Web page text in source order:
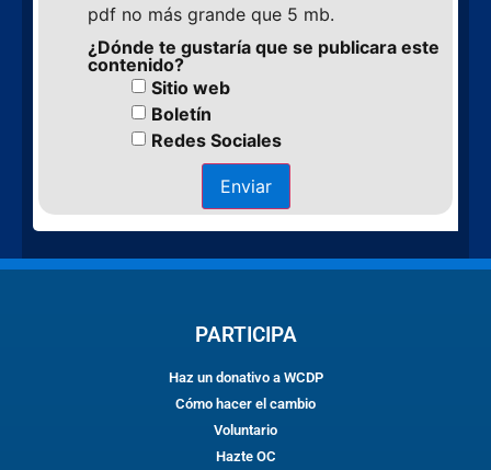
pdf no más grande que 5 mb.
¿Dónde te gustaría que se publicara este
contenido?
Sitio web
Boletín
Redes Sociales
Enviar
PARTICIPA
Haz un donativo a WCDP
Cómo hacer el cambio
Voluntario
Hazte OC